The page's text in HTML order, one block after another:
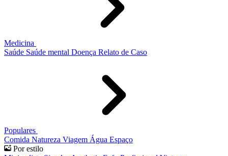
Medicina
Saúde Saúde mental Doença Relato de Caso
Populares
Comida Natureza Viagem Água Espaço
Por estilo